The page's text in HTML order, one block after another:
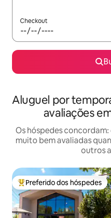
Checkout
Aluguel por
avaliações
Os hóspedes
muito bem avaliadas
outros
Entre os melhores preferidos
Preferido dos hóspedes